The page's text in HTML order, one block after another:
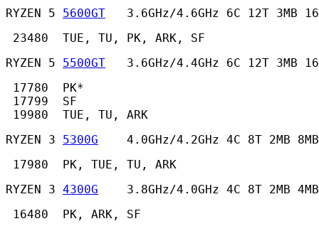
RYZEN 5 5600GT
3.6GHz/4.6GHz 6C 12T 3MB
23480  TUE, TU, PK, ARK, SF
RYZEN 5 5500GT
3.6GHz/4.4GHz 6C 12T 3MB
17780  PK*
17799  SF
19980  TUE, TU, ARK
RYZEN 3 5300G
4.0GHz/4.2GHz 4C 8T 2MB
17980  PK, TUE, TU, ARK
RYZEN 3 4300G
3.8GHz/4.0GHz 4C 8T 2MB
16480  PK, ARK, SF